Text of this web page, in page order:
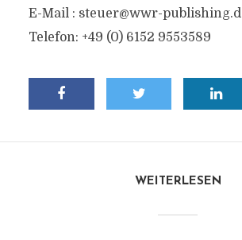
E-Mail : steuer@wwr-
Telefon: +49 (0) 6152 9553589
WEITERLESEN